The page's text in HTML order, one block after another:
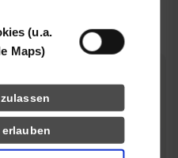
(u.a.
Maps)